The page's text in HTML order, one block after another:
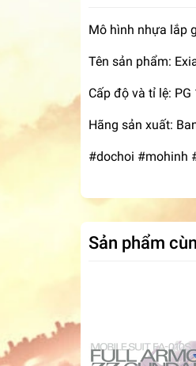
Mô hình nhựa lắp
Tên sản phẩm:
Cấp độ và tỉ lệ: PG
Hãng sản xuất:
#dochoi #mohinh
Sản phẩm